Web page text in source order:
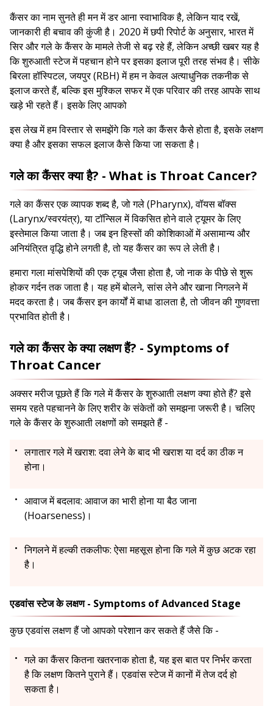
कैंसर का नाम सुनते ही मन में डर आना स्वाभाविक है, लेकिन याद रखें,
जानकारी ही बचाव की कुंजी है। 2020 में छपी रिपोर्ट के अनुसार, भारत में
सिर और गले के कैंसर के मामले तेजी से बढ़ रहे हैं, लेकिन अच्छी खबर यह है
कि शुरुआती स्टेज में पहचान होने पर इसका इलाज पूरी तरह संभव है। सीके
बिरला हॉस्पिटल, जयपुर (RBH) में हम न केवल अत्याधुनिक तकनीक से
इलाज करते हैं, बल्कि इस मुश्किल सफर में एक परिवार की तरह आपके साथ
खड़े भी रहते हैं। इसके लिए आपको
इस लेख में हम विस्तार से समझेंगे कि गले का कैंसर कैसे होता है, इसके लक्षण
क्या है और इसका सफल इलाज कैसे किया जा सकता है।
गले का कैंसर क्या है? - What is Throat Cancer?
गले का कैंसर एक व्यापक शब्द है, जो गले (Pharynx), वॉयस बॉक्स
(Larynx/स्वरयंत्र), या टॉन्सिल में विकसित होने वाले ट्यूमर के लिए
इस्तेमाल किया जाता है। जब इन हिस्सों की कोशिकाओं में असामान्य और
अनियंत्रित वृद्धि होने लगती है, तो यह कैंसर का रूप ले लेती है।
हमारा गला मांसपेशियों की एक ट्यूब जैसा होता है, जो नाक के पीछे से शुरू
होकर गर्दन तक जाता है। यह हमें बोलने, सांस लेने और खाना निगलने में
मदद करता है। जब कैंसर इन कार्यों में बाधा डालता है, तो जीवन की गुणवत्ता
प्रभावित होती है।
गले का कैंसर के क्या लक्षण हैं? - Symptoms of
Throat Cancer
अक्सर मरीज पूछते हैं कि गले में कैंसर के शुरुआती लक्षण क्या होते हैं? इसे
समय रहते पहचानने के लिए शरीर के संकेतों को समझना जरूरी है। चलिए
गले के कैंसर के शुरुआती लक्षणों को समझते हैं -
लगातार गले में खराश: दवा लेने के बाद भी खराश या दर्द का ठीक न
होना।
आवाज में बदलाव: आवाज का भारी होना या बैठ जाना
(Hoarseness)।
निगलने में हल्की तकलीफ: ऐसा महसूस होना कि गले में कुछ अटक रहा
है।
एडवांस स्टेज के लक्षण - Symptoms of Advanced Stage
कुछ एडवांस लक्षण हैं जो आपको परेशान कर सकते हैं जैसे कि -
गले का कैंसर कितना खतरनाक होता है, यह इस बात पर निर्भर करता
है कि लक्षण कितने पुराने हैं। एडवांस स्टेज में कानों में तेज दर्द हो
सकता है।